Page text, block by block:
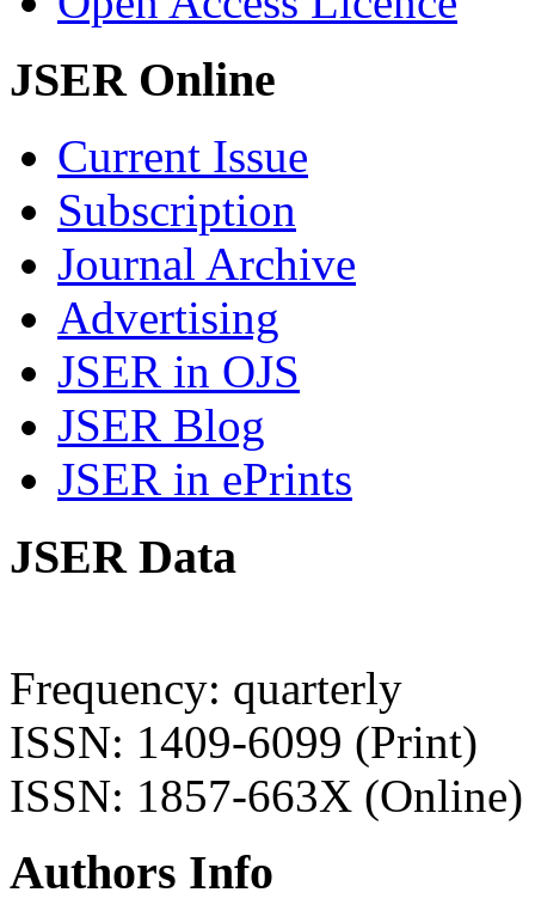
JSER Online
Current Issue
Subscription
Journal Archive
Advertising
JSER in OJS
JSER Blog
JSER in ePrints
JSER Data
Frequency: quarterly
ISSN: 1409-6099 (Print)
ISSN: 1857-663X (Online)
Authors Info